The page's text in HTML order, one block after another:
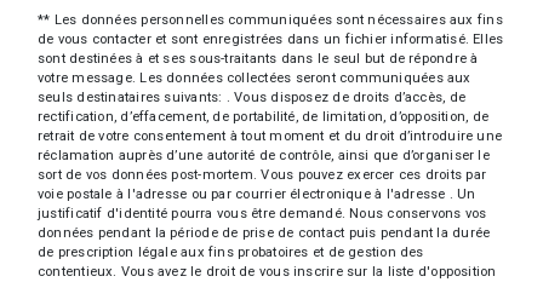
** Les données personnelles communiquées sont nécessaires aux fins
de vous contacter et sont enregistrées dans un fichier informatisé. Elles
sont destinées à et ses sous-traitants dans le seul but de répondre à
votre message. Les données collectées seront communiquées aux
seuls destinataires suivants: . Vous disposez de droits d’accès, de
rectification, d’effacement, de portabilité, de limitation, d’opposition, de
retrait de votre consentement à tout moment et du droit d’introduire une
réclamation auprès d’une autorité de contrôle, ainsi que d’organiser le
sort de vos données post-mortem. Vous pouvez exercer ces droits par
voie postale à l'adresse ou par courrier électronique à l'adresse . Un
justificatif d'identité pourra vous être demandé. Nous conservons vos
données pendant la période de prise de contact puis pendant la durée
de prescription légale aux fins probatoires et de gestion des
contentieux. Vous avez le droit de vous inscrire sur la liste d'opposition